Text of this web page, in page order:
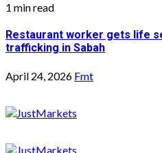
1 min read
Restaurant worker gets life
trafficking in Sabah
April 24, 2026 Fmt